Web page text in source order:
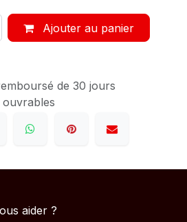
Ajouter au panier
de 30 jours
ouvrables
aider ?